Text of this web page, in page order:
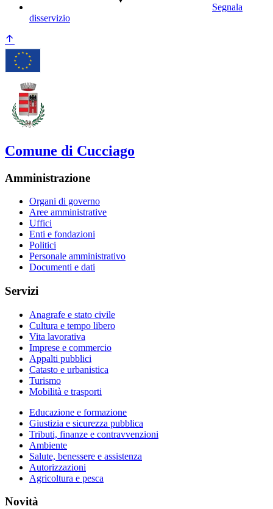
Segnala
disservizio
Comune di Cucciago
Amministrazione
Organi di governo
Aree amministrative
Uffici
Enti e fondazioni
Politici
Personale amministrativo
Documenti e dati
Servizi
Anagrafe e stato civile
Cultura e tempo libero
Vita lavorativa
Imprese e commercio
Appalti pubblici
Catasto e urbanistica
Turismo
Mobilità e trasporti
Educazione e formazione
Giustizia e sicurezza pubblica
Tributi, finanze e contravvenzioni
Ambiente
Salute, benessere e assistenza
Autorizzazioni
Agricoltura e pesca
Novità